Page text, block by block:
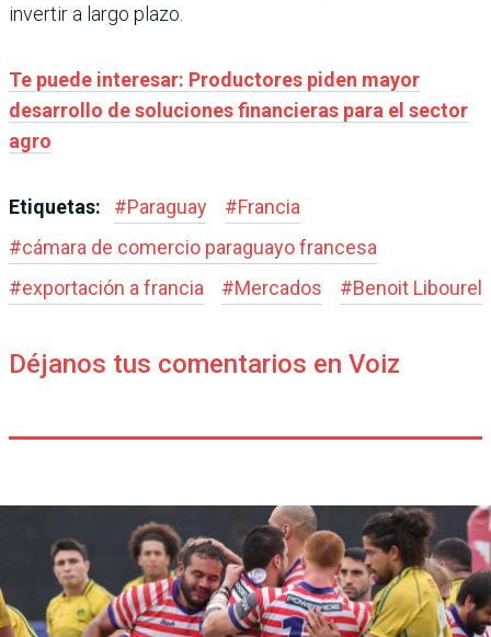
invertir a largo plazo.
Te puede interesar: Productores piden mayor
desarrollo de soluciones financieras para el sector
agro
Etiquetas: #Paraguay #Francia
#cámara de comercio paraguayo francesa
#exportación a francia #Mercados #Benoit Libourel
Déjanos tus comentarios en Voiz